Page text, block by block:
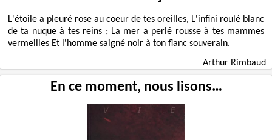
L'étoile a pleuré rose au coeur de tes oreilles, L'infini roulé blanc
de ta nuque à tes reins ; La mer a perlé rousse à tes mammes
vermeilles Et l'homme saigné noir à ton flanc souverain.
Arthur Rimbaud
En ce moment, nous lisons…